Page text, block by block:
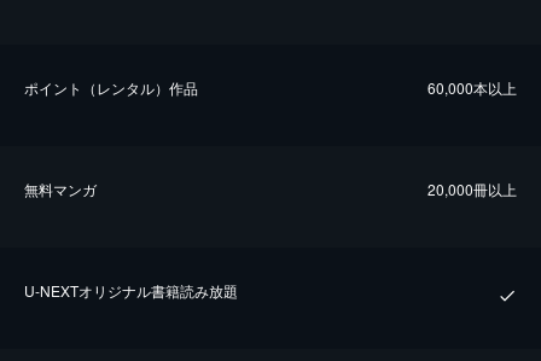
ポイント（レンタル）作品 60,000本以上
無料マンガ 20,000冊以上
U-NEXTオリジナル書籍読み放題